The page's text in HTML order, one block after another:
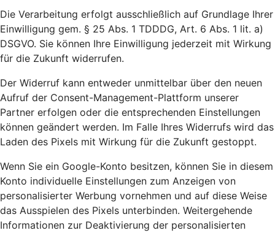
Die Verarbeitung erfolgt ausschließlich auf Grundlage Ihrer
Einwilligung gem. § 25 Abs. 1 TDDDG, Art. 6 Abs. 1 lit. a)
DSGVO. Sie können Ihre Einwilligung jederzeit mit Wirkung
für die Zukunft widerrufen.
Der Widerruf kann entweder unmittelbar über den neuen
Aufruf der Consent-Management-Plattform unserer
Partner erfolgen oder die entsprechenden Einstellungen
können geändert werden. Im Falle Ihres Widerrufs wird das
Laden des Pixels mit Wirkung für die Zukunft gestoppt.
Wenn Sie ein Google-Konto besitzen, können Sie in diesem
Konto individuelle Einstellungen zum Anzeigen von
personalisierter Werbung vornehmen und auf diese Weise
das Ausspielen des Pixels unterbinden. Weitergehende
Informationen zur Deaktivierung der personalisierten